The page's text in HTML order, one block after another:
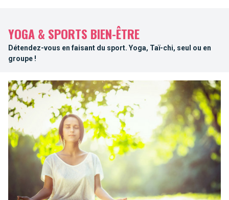
YOGA & SPORTS BIEN-ÊTRE
Détendez-vous en faisant du sport. Yoga, Taï-chi, seul ou en
groupe !